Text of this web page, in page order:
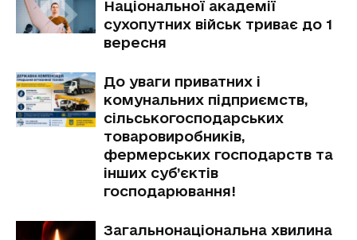
Національної академії
сухопутних військ триває до 1
вересня
До уваги приватних і
комунальних підприємств,
сільськогосподарських
товаровиробників,
фермерських господарств та
інших суб’єктів
господарювання!
Загальнонаціональна хвилина